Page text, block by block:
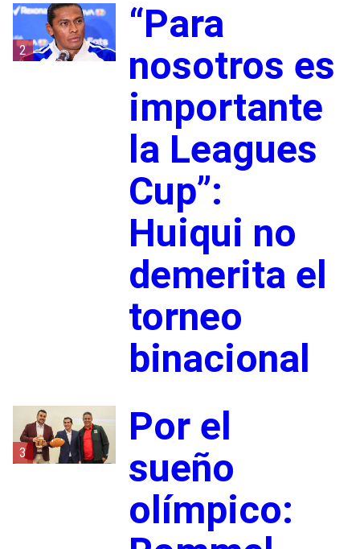
2
“Para
nosotros es
importante
la Leagues
Cup”:
Huiqui no
demerita el
torneo
binacional
3
Por el
sueño
olímpico: